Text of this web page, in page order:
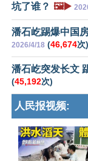
坑了谁？ 🖼️▶️
潘石屹踢爆中国
2026/4/18 (46,674次)
潘石屹突发长文
(45,192次)
人民报视频: